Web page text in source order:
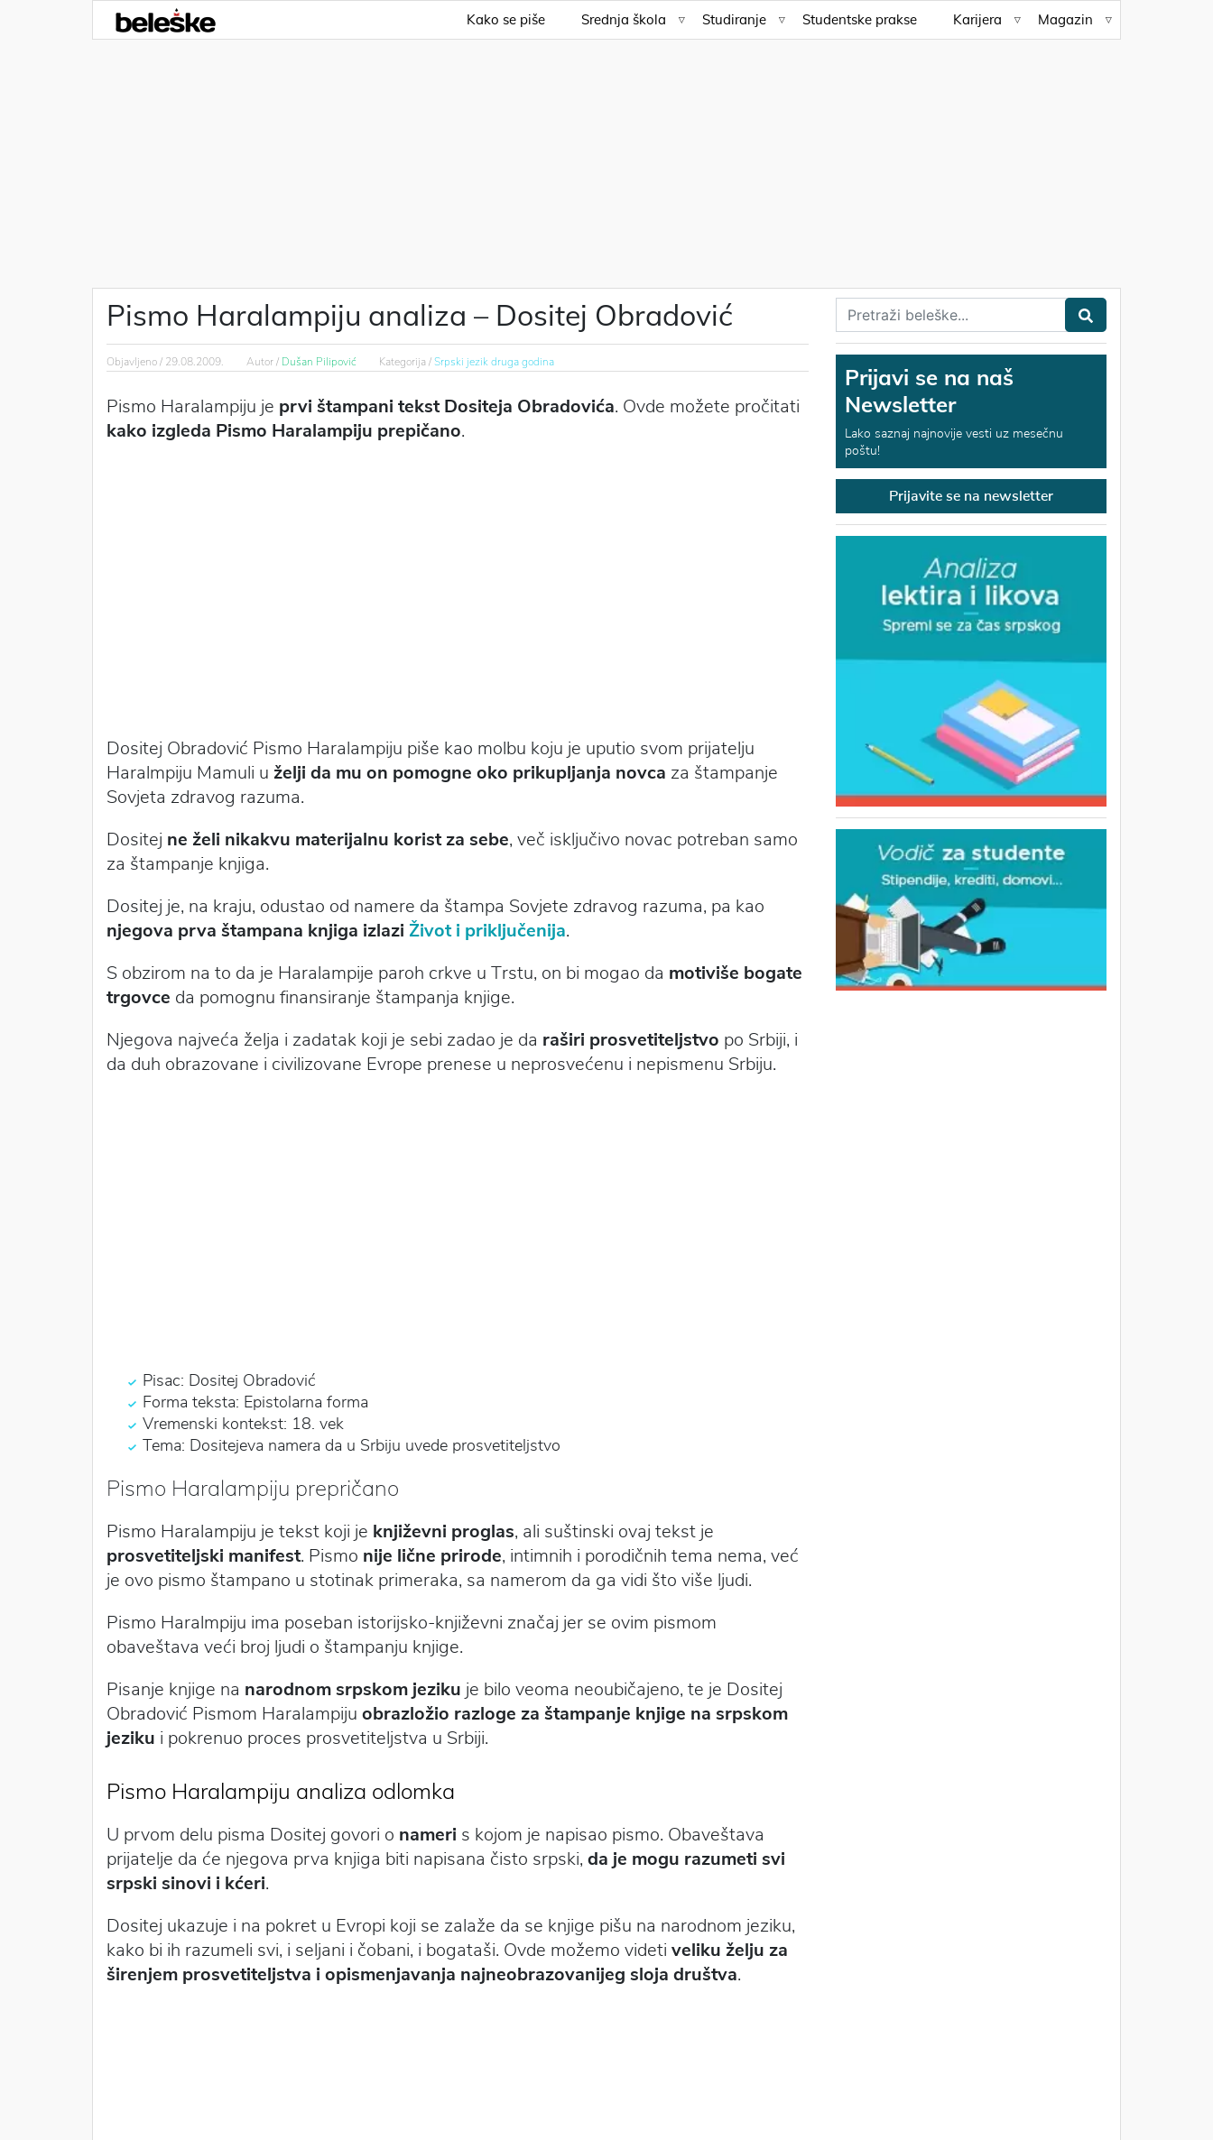
Kako se piše Srednja škola Studiranje Studentske prakse Karijera Magazin
Pismo Haralampiju analiza – Dositej Obradović
Objavljeno / 29.08.2009. Autor / Dušan Pilipović Kategorija /Srpski jezik druga godina
Pismo Haralampiju je prvi štampani tekst Dositeja Obradovića. Ovde možete pročitati
kako izgleda Pismo Haralampiju prepičano.
Dositej Obradović Pismo Haralampiju piše kao molbu koju je uputio svom prijatelju
Haralmpiju Mamuli u želji da mu on pomogne oko prikupljanja novca za štampanje
Sovjeta zdravog razuma.
Dositej ne želi nikakvu materijalnu korist za sebe, več isključivo novac potreban samo
za štampanje knjiga.
Dositej je, na kraju, odustao od namere da štampa Sovjete zdravog razuma, pa kao
njegova prva štampana knjiga izlazi Život i priključenija.
S obzirom na to da je Haralampije paroh crkve u Trstu, on bi mogao da motiviše bogate
trgovce da pomognu finansiranje štampanja knjige.
Njegova najveća želja i zadatak koji je sebi zadao je da raširi prosvetiteljstvo po Srbiji, i
da duh obrazovane i civilizovane Evrope prenese u neprosvećenu i nepismenu Srbiju.
Pisac: Dositej Obradović
Forma teksta: Epistolarna forma
Vremenski kontekst: 18. vek
Tema: Dositejeva namera da u Srbiju uvede prosvetiteljstvo
Pismo Haralampiju prepričano
Pismo Haralampiju je tekst koji je književni proglas, ali suštinski ovaj tekst je
prosvetiteljski manifest. Pismo nije lične prirode, intimnih i porodičnih tema nema, već
je ovo pismo štampano u stotinak primeraka, sa namerom da ga vidi što više ljudi.
Pismo Haralmpiju ima poseban istorijsko-književni značaj jer se ovim pismom
obaveštava veći broj ljudi o štampanju knjige.
Pisanje knjige na narodnom srpskom jeziku je bilo veoma neoubičajeno, te je Dositej
Obradović Pismom Haralampiju obrazložio razloge za štampanje knjige na srpskom
jeziku i pokrenuo proces prosvetiteljstva u Srbiji.
Pismo Haralampiju analiza odlomka
U prvom delu pisma Dositej govori o nameri s kojom je napisao pismo. Obaveštava
prijatelje da će njegova prva knjiga biti napisana čisto srpski, da je mogu razumeti svi
srpski sinovi i kćeri.
Dositej ukazuje i na pokret u Evropi koji se zalaže da se knjige pišu na narodnom jeziku,
kako bi ih razumeli svi, i seljani i čobani, i bogataši. Ovde možemo videti veliku želju za
širenjem prosvetiteljstva i opismenjavanja najneobrazovanijeg sloja društva.
Prijavi se na naš
Newsletter
Lako saznaj najnovije vesti uz mesečnu
poštu!
Prijavite se na newsletter